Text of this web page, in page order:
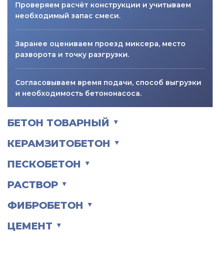
Проверяем расчёт конструкции и учитываем
необходимый запас смеси.
Заранее оцениваем проезд миксера, место
разворота и точку разгрузки.
Согласовываем время подачи, способ выгрузки
и необходимость бетононасоса.
БЕТОН ТОВАРНЫЙ ▼
КЕРАМЗИТОБЕТОН ▼
ПЕСКОБЕТОН ▼
РАСТВОР ▼
ФИБРОБЕТОН ▼
ЦЕМЕНТ ▼